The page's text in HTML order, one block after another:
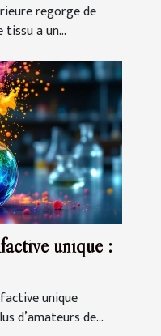
regorge de
a un...
unique :
unique
d’amateurs de...